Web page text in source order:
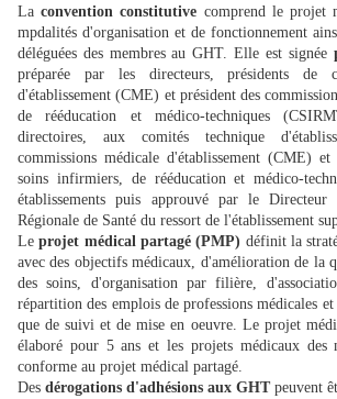
Laconvention constitutive comprend le projet
mpdalités d'organisation et de fonctionnement
déléguées des membres au GHT. Elle est signée
préparée par les directeurs, présidents de
d'établissement (CME) et président des
de rééducation et médico-techniques
directoires, aux comités technique
commissions médicale d'établissement (CME) et
soins infirmiers, de rééducation et médico-
établissements puis approuvé par le Directeur
Régionale de Santé du ressort de l'établissement
Leprojet médical partagé (PMP) définit la
avec des objectifs médicaux, d'amélioration de la
des soins, d'organisation par filière,
répartition des emplois de professions médicales
que de suivi et de mise en oeuvre. Le projet
élaboré pour 5 ans et les projets médicaux des
conforme au projet médical partagé.
Des dérogations d'adhésions aux GHTpeuvent